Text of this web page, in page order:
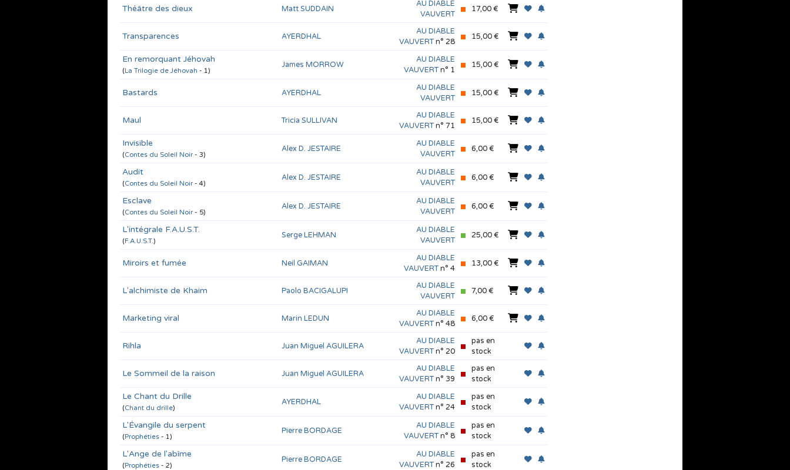
Théâtre des dieux Matt SUDDAIN
AU DIABLE
VAUVERT
17,00 €
Transparences AYERDHAL
AU DIABLE
VAUVERTn° 28
15,00 €
En remorquant Jéhovah
(La Trilogie de Jéhovah - 1)
James MORROW
AU DIABLE
VAUVERTn° 1
15,00 €
Bastards AYERDHAL
AU DIABLE
VAUVERT
15,00 €
Maul Tricia SULLIVAN
AU DIABLE
VAUVERTn° 71
15,00 €
Invisible
(Contes du Soleil Noir- 3)
Alex D. JESTAIRE
AU DIABLE
VAUVERT
6,00 €
Audit
(Contes du Soleil Noir- 4)
Alex D. JESTAIRE
AU DIABLE
VAUVERT
6,00 €
Esclave
(Contes du Soleil Noir- 5)
Alex D. JESTAIRE
AU DIABLE
VAUVERT
6,00 €
L'intégrale F.A.U.S.T.
(F.A.U.S.T.)
Serge LEHMAN
AU DIABLE
VAUVERT
25,00 €
Miroirs et fumée Neil GAIMAN
AU DIABLE
VAUVERTn° 4
13,00 €
L'alchimiste de Khaim Paolo BACIGALUPI
AU DIABLE
VAUVERT
7,00 €
Marketing viral Marin LEDUN
AU DIABLE
VAUVERTn° 48
6,00 €
Rihla Juan Miguel AGUILERA
AU DIABLE
VAUVERTn° 20
pas en
stock
Le Sommeil de la raison Juan Miguel AGUILERA
AU DIABLE
VAUVERTn° 39
pas en
stock
Le Chant du Drille
(Chant du drille)
AYERDHAL
AU DIABLE
VAUVERTn° 24
pas en
stock
L'Évangile du serpent
(Prophéties - 1)
Pierre BORDAGE
AU DIABLE
VAUVERTn° 8
pas en
stock
L'Ange de l'abîme
(Prophéties - 2)
Pierre BORDAGE
AU DIABLE
VAUVERTn° 26
pas en
stock